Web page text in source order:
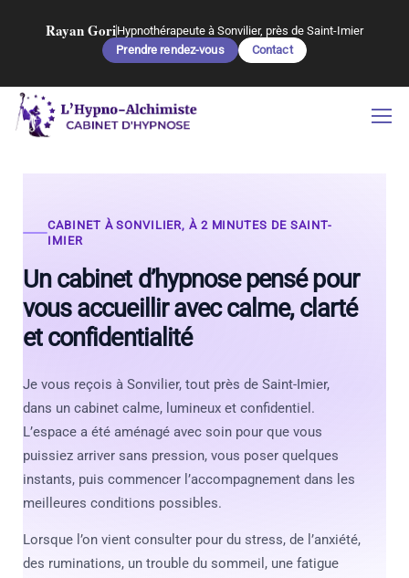
Rayan GoriHypnothérapeute à Sonvilier, près de Saint-Imier
Prendre rendez-vous
Contact
CABINET À SONVILIER, À 2 MINUTES DE SAINT-
IMIER
Un cabinet d’hypnose pensé pour
vous accueillir avec calme, clarté
et confidentialité
Je vous reçois à Sonvilier, tout près de Saint-Imier,
dans un cabinet calme, lumineux et confidentiel.
L’espace a été aménagé avec soin pour que vous
puissiez arriver sans pression, vous poser quelques
instants, puis commencer l’accompagnement dans les
meilleures conditions possibles.
Lorsque l’on vient consulter pour du stress, de l’anxiété,
des ruminations, un trouble du sommeil, une fatigue